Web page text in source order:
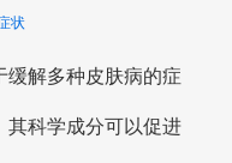
状
解多种皮肤病的症
其科学成分可以促进